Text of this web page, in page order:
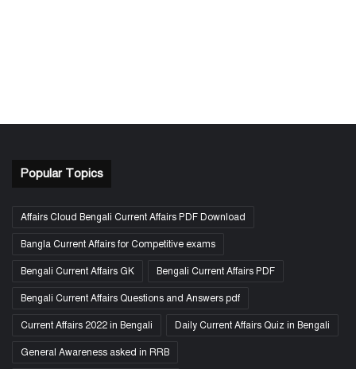
Popular Topics
Affairs Cloud Bengali Current Affairs PDF Download
Bangla Current Affairs for Competitive exams
Bengali Current Affairs GK Bengali Current Affairs PDF
Bengali Current Affairs Questions and Answers pdf
Current Affairs 2022 in Bengali Daily Current Affairs Quiz in Bengali
General Awareness asked in RRB